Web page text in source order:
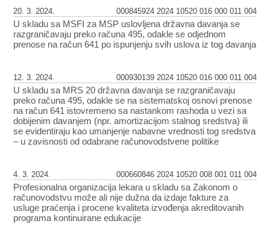
U skladu sa MSFI za MSP uslovljena državna davanja se
razgraničavaju preko računa 495, odakle se odjednom
prenose na račun 641 po ispunjenju svih uslova iz tog davanja
20. 3. 2024. 000845924 2024 10520 016 000 011 004
U skladu sa MRS 20 državna davanja se razgraničavaju
preko računa 495, odakle se na sistematskoj osnovi prenose
na račun 641 istovremeno sa nastankom rashoda u vezi sa
dobijenim davanjem (npr. amortizacijom stalnog sredstva) ili
se evidentiraju kao umanjenje nabavne vrednosti tog sredstva
– u zavisnosti od odabrane računovodstvene politike
12. 3. 2024. 000930139 2024 10520 016 000 011 004
Profesionalna organizacija lekara u skladu sa Zakonom o
računovodstvu može ali nije dužna da izdaje fakture za
usluge praćenja i procene kvaliteta izvođenja akreditovanih
programa kontinuirane edukacije
4. 3. 2024. 000660846 2024 10520 008 001 011 004